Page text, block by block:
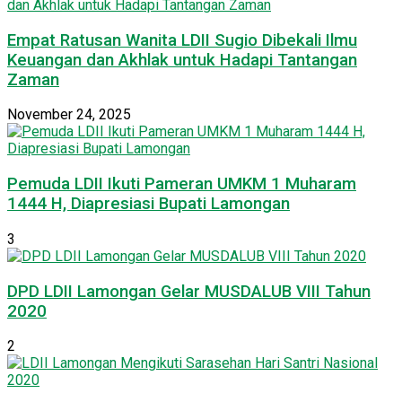
Empat Ratusan Wanita LDII Sugio Dibekali Ilmu
Keuangan dan Akhlak untuk Hadapi Tantangan
Zaman
November 24, 2025
Pemuda LDII Ikuti Pameran UMKM 1 Muharam
1444 H, Diapresiasi Bupati Lamongan
3
DPD LDII Lamongan Gelar MUSDALUB VIII Tahun
2020
2